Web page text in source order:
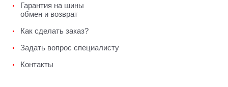
Гарантия на шины
обмен и возврат
Как сделать заказ?
Задать вопрос специалисту
Контакты